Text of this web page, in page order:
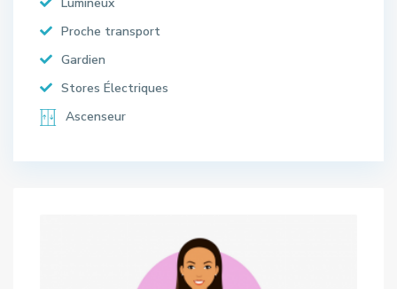
Proche transport
Gardien
Stores Électriques
Ascenseur